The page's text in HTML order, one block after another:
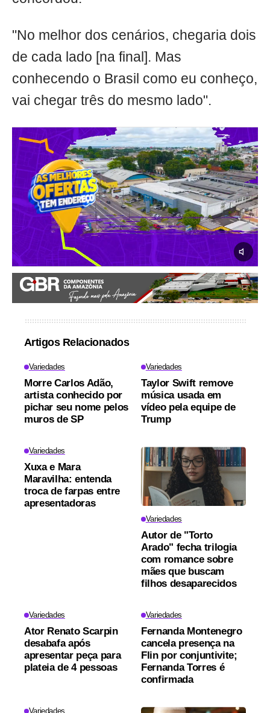
"No melhor dos cenários, chegaria dois
de cada lado [na final]. Mas
conhecendo o Brasil como eu conheço,
vai chegar três do mesmo lado".
Artigos Relacionados
Variedades
Morre Carlos Adão,
artista conhecido por
pichar seu nome pelos
muros de SP
Variedades
Taylor Swift remove
música usada em
vídeo pela equipe de
Trump
Variedades
Xuxa e Mara
Maravilha: entenda
troca de farpas entre
apresentadoras
Variedades
Autor de "Torto
Arado" fecha trilogia
com romance sobre
mães que buscam
filhos desaparecidos
Variedades
Ator Renato Scarpin
desabafa após
apresentar peça para
plateia de 4 pessoas
Variedades
Fernanda Montenegro
cancela presença na
Flin por conjuntivite;
Fernanda Torres é
confirmada
Variedades